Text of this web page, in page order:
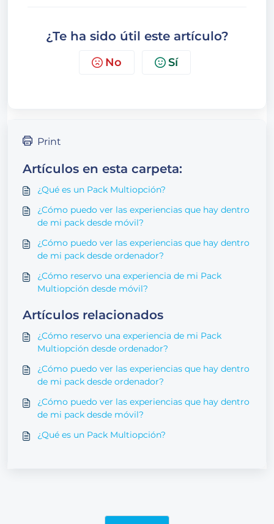
¿Te ha sido útil este artículo?
No Sí
Print
Artículos en esta carpeta:
¿Qué es un Pack Multiopción?
¿Cómo puedo ver las experiencias que hay dentro
de mi pack desde móvil?
¿Cómo puedo ver las experiencias que hay dentro
de mi pack desde ordenador?
¿Cómo reservo una experiencia de mi Pack
Multiopción desde móvil?
Artículos relacionados
¿Cómo reservo una experiencia de mi Pack
Multiopción desde ordenador?
¿Cómo puedo ver las experiencias que hay dentro
de mi pack desde ordenador?
¿Cómo puedo ver las experiencias que hay dentro
de mi pack desde móvil?
¿Qué es un Pack Multiopción?